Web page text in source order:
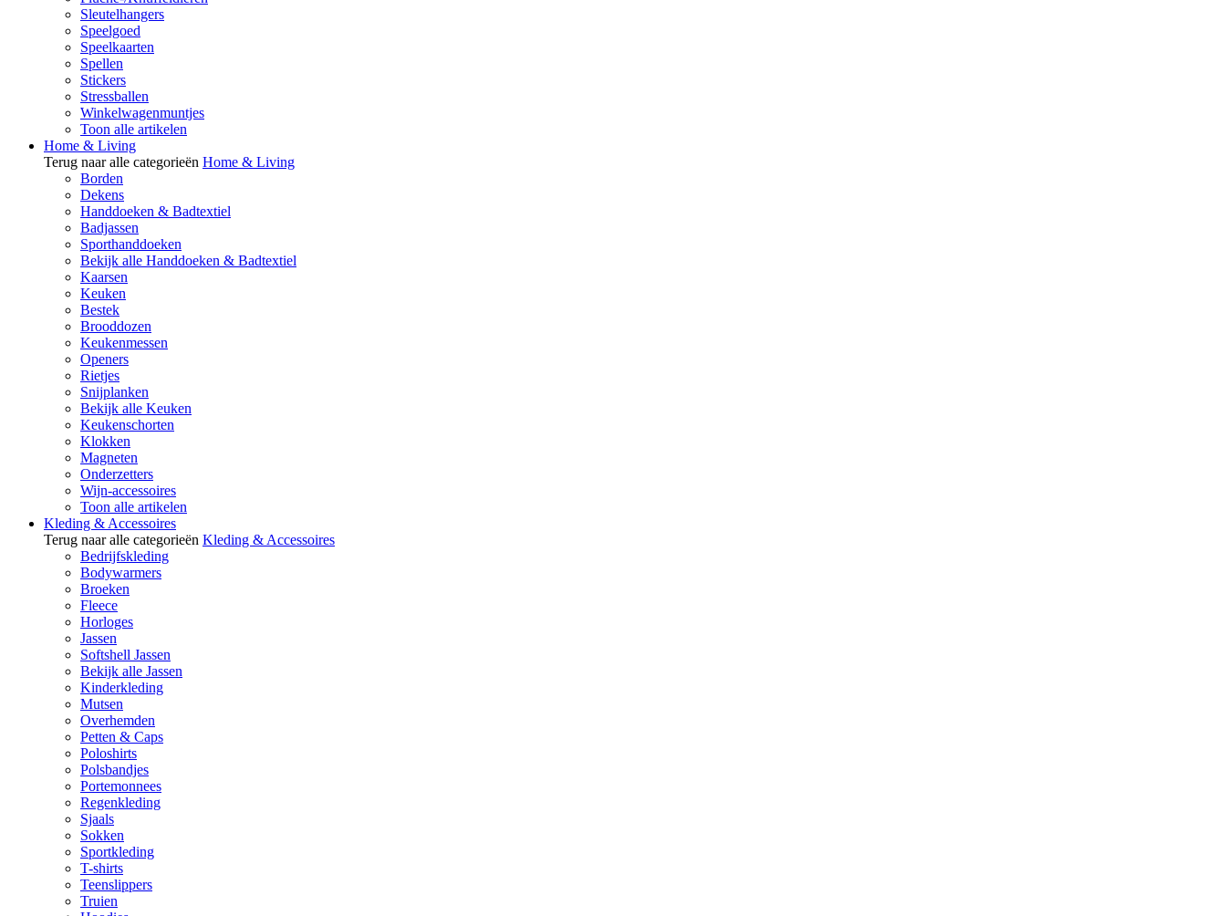
Sleutelhangers
Speelgoed
Speelkaarten
Spellen
Stickers
Stressballen
Winkelwagenmuntjes
Toon alle artikelen
Home & Living
Terug naar alle categorieën Home & Living
Borden
Dekens
Handdoeken & Badtextiel
Badjassen
Sporthanddoeken
Bekijk alle Handdoeken & Badtextiel
Kaarsen
Keuken
Bestek
Brooddozen
Keukenmessen
Openers
Rietjes
Snijplanken
Bekijk alle Keuken
Keukenschorten
Klokken
Magneten
Onderzetters
Wijn-accessoires
Toon alle artikelen
Kleding & Accessoires
Terug naar alle categorieën Kleding & Accessoires
Bedrijfskleding
Bodywarmers
Broeken
Fleece
Horloges
Jassen
Softshell Jassen
Bekijk alle Jassen
Kinderkleding
Mutsen
Overhemden
Petten & Caps
Poloshirts
Polsbandjes
Portemonnees
Regenkleding
Sjaals
Sokken
Sportkleding
T-shirts
Teenslippers
Truien